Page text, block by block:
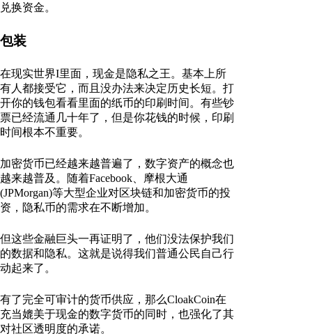
兑换资金。
包装
在现实世界I里面，现金是隐私之王。基本上所
有人都接受它，而且没办法来决定历史长短。打
开你的钱包看看里面的纸币的印刷时间。有些钞
票已经流通几十年了，但是你花钱的时候，印刷
时间根本不重要。
加密货币已经越来越普遍了，数字资产的概念也
越来越普及。随着Facebook、摩根大通
(JPMorgan)等大型企业对区块链和加密货币的投
资，隐私币的需求在不断增加。
但这些金融巨头一再证明了，他们没法保护我们
的数据和隐私。这就是说得我们普通公民自己行
动起来了。
有了完全可审计的货币供应，那么CloakCoin在
充当媲美于现金的数字货币的同时，也强化了其
对社区透明度的承诺。